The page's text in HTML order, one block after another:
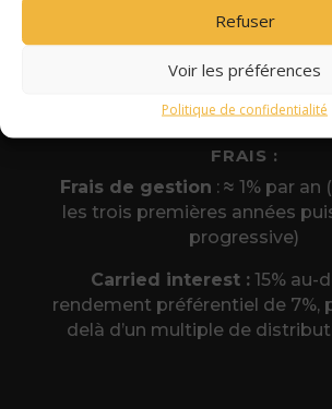
Refuser
Voir les préférences
Politique de confidentialité
;
FRAIS :
Frais de gestion : ≈ 1% par an
les trois premières années
progressive)
Carried interest :15% au-
rendement préférentiel de 7%,
delà d’un multiple de